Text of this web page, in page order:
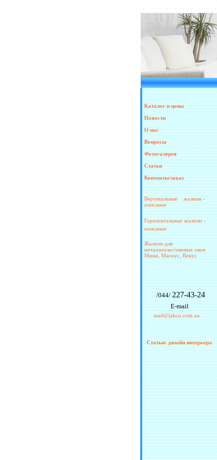
Каталог и цены
Новости
О нас
Вопросы
Фотогалерея
Статьи
Контакты/заказ
Вертикальные жалюзи -
описание
Горизонтальные жалюзи -
описание
Жалюзи для
металлопластиковых окон
Мини, Магнус, Венус
/044/227-43-24
E-mail
mail@jaluzi.com.ua
Статьи: дизайн интерьера